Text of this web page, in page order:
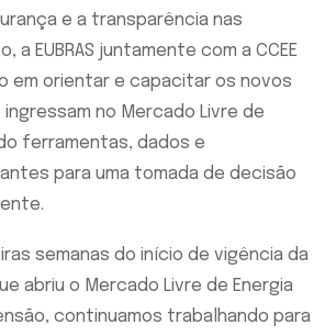
e a transparência nas
a EUBRAS juntamente com a CCEE
em orientar e capacitar os novos
no Mercado Livre de
ferramentas, dados e
para uma tomada de decisão
semanas do início de vigência da
abriu o Mercado Livre de Energia
continuamos trabalhando para